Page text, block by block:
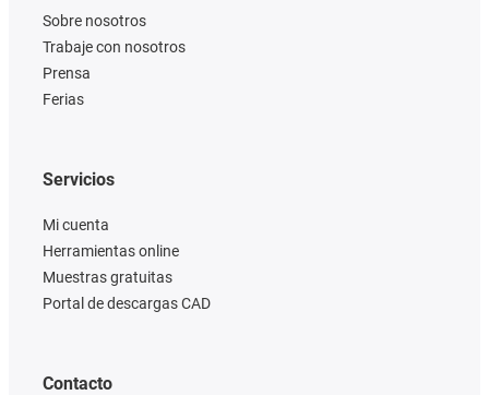
Sobre nosotros
Trabaje con nosotros
Prensa
Ferias
Servicios
Mi cuenta
Herramientas online
Muestras gratuitas
Portal de descargas CAD
Contacto